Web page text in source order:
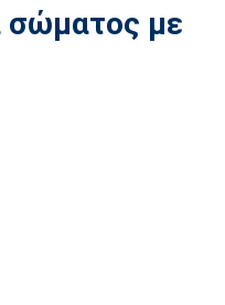
σώματος με